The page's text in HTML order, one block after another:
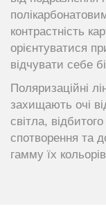
контрастність
орієнтуватися
відчувати себе
Поляризаційні
захищають очі
світла,
спотворення та
гамму їх